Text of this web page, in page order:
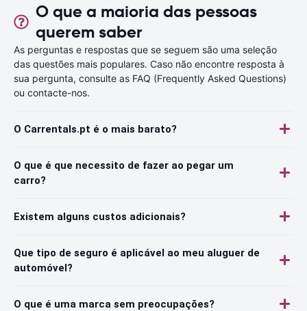
O que a maioria das pessoas
querem saber
As perguntas e respostas que se seguem são uma seleção
das questões mais populares. Caso não encontre resposta à
sua pergunta, consulte as FAQ (Frequently Asked Questions)
ou contacte-nos.
O Carrentals.pt é o mais barato?
O que é que necessito de fazer ao pegar um
carro?
Existem alguns custos adicionais?
Que tipo de seguro é aplicável ao meu aluguer de
automóvel?
O que é uma marca sem preocupações?